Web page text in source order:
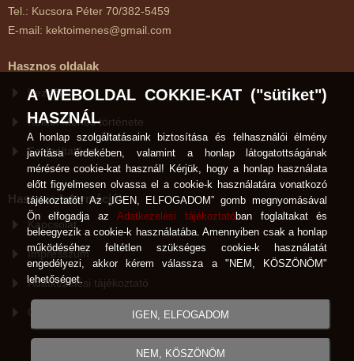
Tel.: Kucsora Péter 70/382-5459
E-mail: kektoimenes@gmail.com
Hasznos oldalak
Kezdőlap
Kéktói Ménes története
Szolgáltatások
Hasznos Információk
Kapcsolat
Impresszum
Adatkezelési tájékoztató
Cookie-k használata
A WEBOLDAL COKKIE-KAT ("sütiket")
HASZNÁL
A honlap szolgáltatásaink biztosítása és felhasználói élmény
javítása érdekében, valamint a honlap látogatottságának
mérésére cookie-kat használ! Kérjük, hogy a honlap használata
előtt figyelmesen olvassa el a cookie-k használatára vonatkozó
tájékoztatót! Az „IGEN, ELFOGADOM” gomb megnyomásával
Ön elfogadja az Adatkezelési tájékoztatóban foglaltakat és
beleegyezik a cookie-k használatába. Amennyiben csak a honlap
működéséhez feltétlen szükséges cookie-k használatát
engedélyezi, akkor kérem válassza a "NEM, KÖSZÖNÖM"
lehetőséget.
IGEN, ELFOGADOM
NEM, KÖSZÖNÖM